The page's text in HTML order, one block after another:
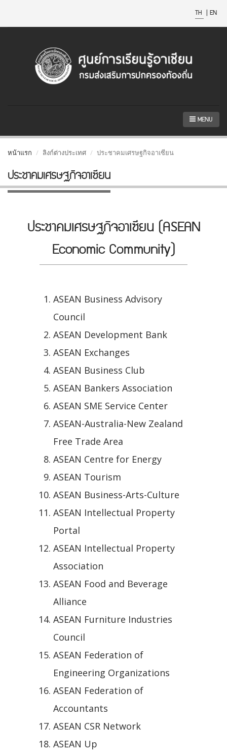
TH | EN
MENU
หน้าแรก ลิงก์ต่างประเทศ ประชาคมเศรษฐกิจอาเซียน
ประชาคมเศรษฐกิจอาเซียน
ประชาคมเศรษฐกิจอาเซียน (ASEAN
Economic Community)
ASEAN Business Advisory
Council
ASEAN Development Bank
ASEAN Exchanges
ASEAN Business Club
ASEAN Bankers Association
ASEAN SME Service Center
ASEAN-Australia-New Zealand
Free Trade Area
ASEAN Centre for Energy
ASEAN Tourism
ASEAN Business-Arts-Culture
ASEAN Intellectual Property
Portal
ASEAN Intellectual Property
Association
ASEAN Food and Beverage
Alliance
ASEAN Furniture Industries
Council
ASEAN Federation of
Engineering Organizations
ASEAN Federation of
Accountants
ASEAN CSR Network
ASEAN Up